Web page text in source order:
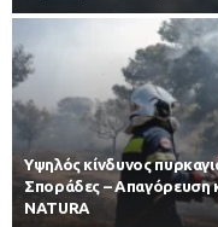
Υψηλός κίνδυνος
Σποράδες – Απαγόρευση
NATURA